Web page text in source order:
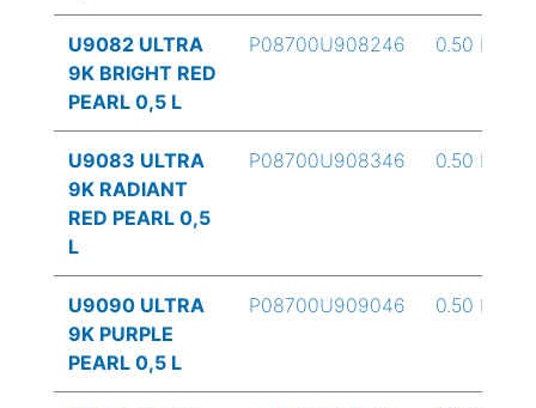
U9082 ULTRA
9K BRIGHT RED
PEARL 0,5 L
P08700U908246 0.50 L
U9083 ULTRA
9K RADIANT
RED PEARL 0,5
L
P08700U908346 0.50 L
U9090 ULTRA
9K PURPLE
PEARL 0,5 L
P08700U909046 0.50 L